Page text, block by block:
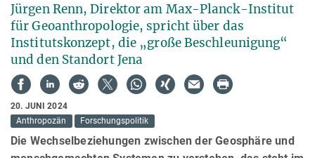
Jürgen Renn, Direktor am Max-Planck-Institut
für Geoanthropologie, spricht über das
Institutskonzept, die „große Beschleunigung“
und den Standort Jena
20. JUNI 2024
Anthropozän
Forschungspolitik
Die Wechselbeziehungen zwischen der Geosphäre und